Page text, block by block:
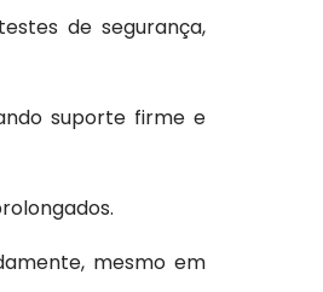
de segurança,
suporte firme e
mesmo em